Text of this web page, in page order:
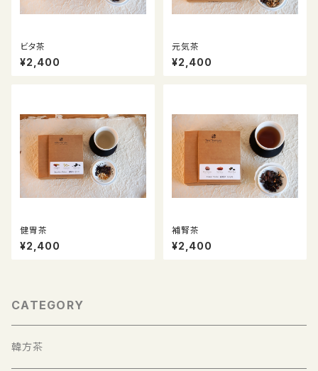
ビタ茶
¥2,400
元気茶
¥2,400
健胃茶
¥2,400
補腎茶
¥2,400
CATEGORY
韓方茶